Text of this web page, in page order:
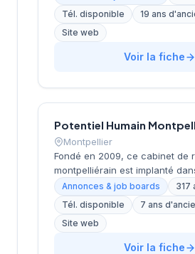
des services de recrutement
CDI/CDD/freelance, études de
et conseils en carrière.
que partenaire de carrière
l'humain au cœur de sa
Tél. disponible
19 ans
Site web
Voir la fiche
Potentiel Humain
Montpellier
Fondé en 2009, ce cabinet de
montpelliérain est implanté
Tournezy II, dans le secteur
Montpellier. La structure
entreprises dans leurs
approche personnalisée et
également des solutions de
Annonces & job boards
317
Tél. disponible
7 ans
Site web
Voir la fiche